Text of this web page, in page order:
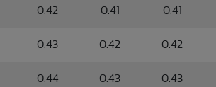
0.42 0.41 0.41
0.43 0.42 0.42
0.44 0.43 0.43